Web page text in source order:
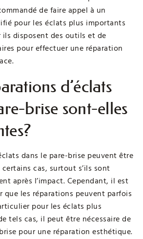
de faire appel à un
pour les éclats plus importants
ils disposent des outils et de
pour effectuer une réparation
d’éclats
brise sont-elles
dans le pare-brise peuvent être
cas, surtout s’ils sont
après l’impact. Cependant, il est
les réparations peuvent parfois
pour les éclats plus
tels cas, il peut être nécessaire de
pour une réparation esthétique.